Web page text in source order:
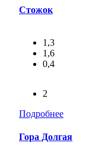
Стожок
1,3
1,6
0,4
2
Подробнее
Гора Долгая